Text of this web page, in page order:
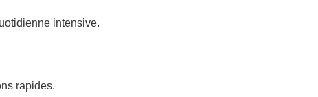
intensive.
rapides.